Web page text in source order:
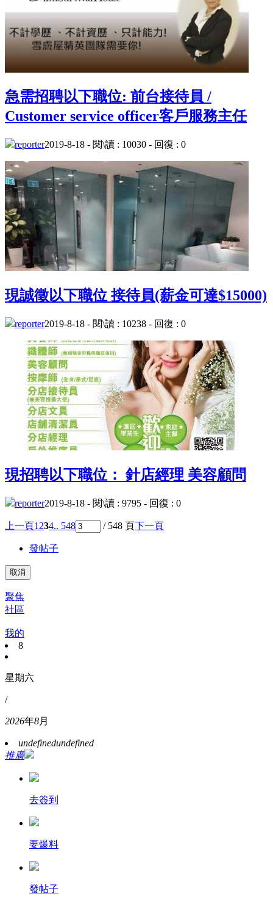
急需招聘以下職位: 前台接待員 /
Customer service officer客戶服務主任
reporter2019-8-18 - 閱\讀 : 10030 - 回復 : 0
現誠徵以下職位 接待員(薪金可達$15000)
reporter2019-8-18 - 閱\讀 : 10238 - 回復 : 0
現招聘以下職位： 針店經理 美容顧問
reporter2019-8-18 - 閱\讀 : 9795 - 回復 : 0
上一頁1 234.. 548 / 548 頁下一頁
發帖子
取消
聚焦
社區
我的
8
星期六
/
2026年8月
undefinedundefined
推廣
去簽到
要爆料
發帖子